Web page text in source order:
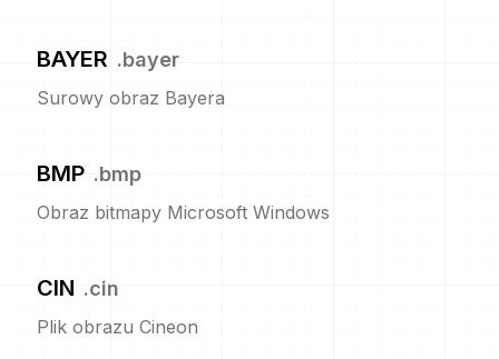
BAYER .bayer
Surowy obraz Bayera
BMP .bmp
Obraz bitmapy Microsoft Windows
CIN .cin
Plik obrazu Cineon